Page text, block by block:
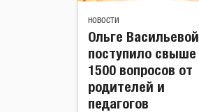
НОВОСТИ
Ольге Васильевой
поступило свыше
1500 вопросов от
родителей и
педагогов